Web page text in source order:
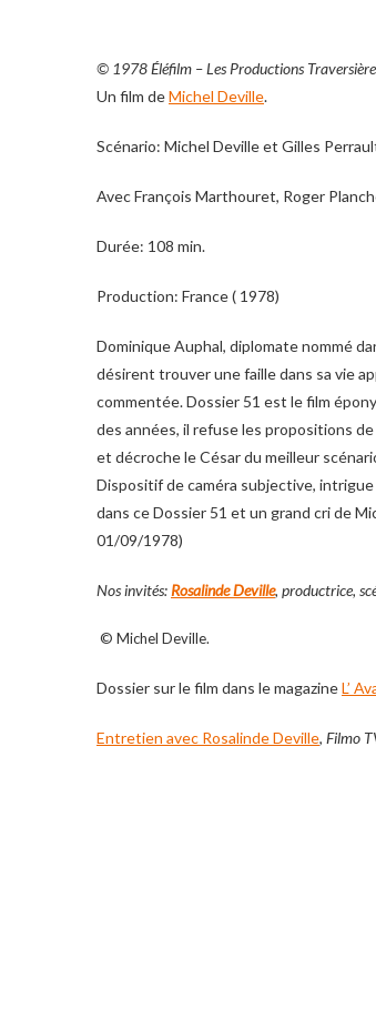
© 1978 Éléfilm – Les Productions
Un film deMichel Deville.
Scénario: Michel Deville et Gilles
Avec François Marthouret, Roger
Durée: 108 min.
Production: France ( 1978)
Dominique Auphal, diplomate nommé
désirent trouver une faille dans sa vie
commentée. Dossier 51 est le film
des années, il refuse les propositions
et décroche le César du meilleur
Dispositif de caméra subjective,
dans ce Dossier 51 et un grand cri de
01/09/1978)
Nos invités: Rosalinde Deville, productrice,
© Michel Deville.
Dossier sur le film dans le magazineL’
Entretien avec Rosalinde Deville, Filmo